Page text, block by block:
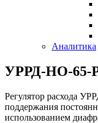
Аналитика
УРРД-НО-65-
Регулятор расхода
поддержания
использованием